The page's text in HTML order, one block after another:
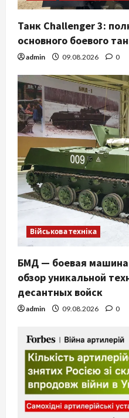
Танк Challenger 3:
основного боевого
admin 09.08.2026 0
Військова техніка
БМД — боевая
обзор уникальной
десантных войск
admin 09.08.2026 0